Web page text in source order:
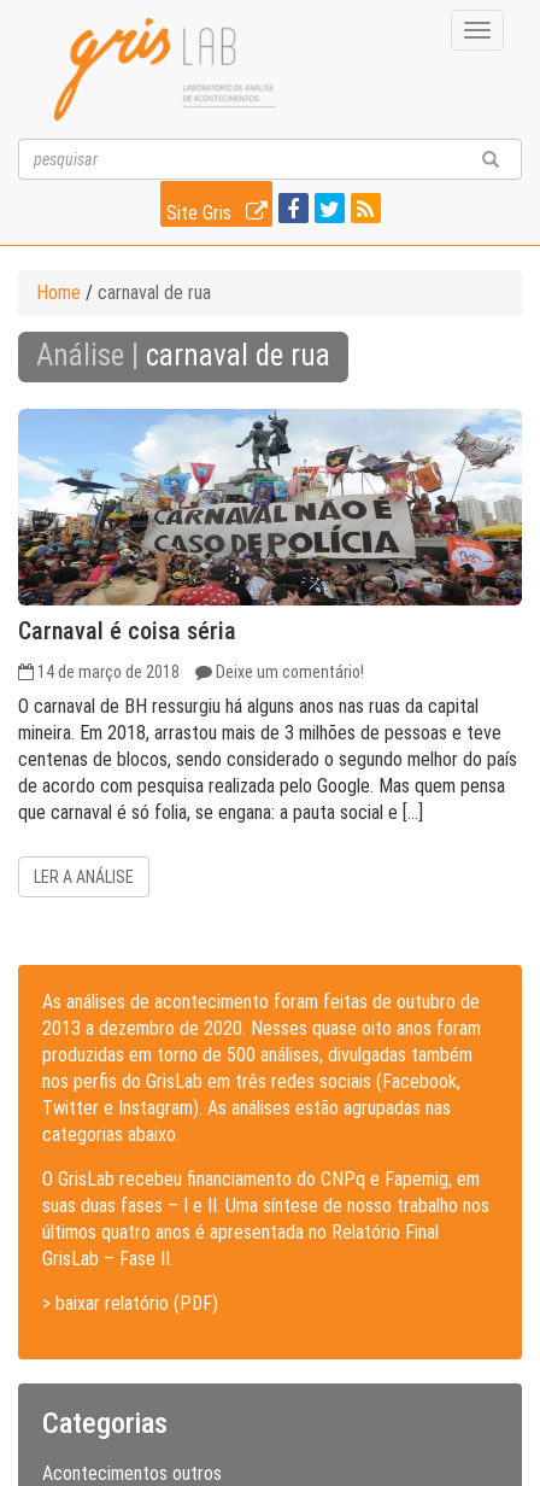
Toggle
Site Gris
Home / carnaval de rua
Análise | carnaval de rua
Carnaval é coisa séria
14 de março de 2018 Deixe um comentário!
O carnaval de BH ressurgiu há alguns anos nas ruas da capital
mineira. Em 2018, arrastou mais de 3 milhões de pessoas e teve
centenas de blocos, sendo considerado o segundo melhor do país
de acordo com pesquisa realizada pelo Google. Mas quem pensa
que carnaval é só folia, se engana: a pauta social e […]
LER A ANÁLISE
As análises de acontecimento foram feitas de outubro de
2013 a dezembro de 2020. Nesses quase oito anos foram
produzidas em torno de 500 análises, divulgadas também
nos perfis do GrisLab em três redes sociais (Facebook,
Twitter e Instagram). As análises estão agrupadas nas
categorias abaixo.
O GrisLab recebeu financiamento do CNPq e Fapemig, em
suas duas fases – I e II. Uma síntese de nosso trabalho nos
últimos quatro anos é apresentada no Relatório Final
GrisLab – Fase II.
> baixar relatório (PDF)
Categorias
Acontecimentos outros